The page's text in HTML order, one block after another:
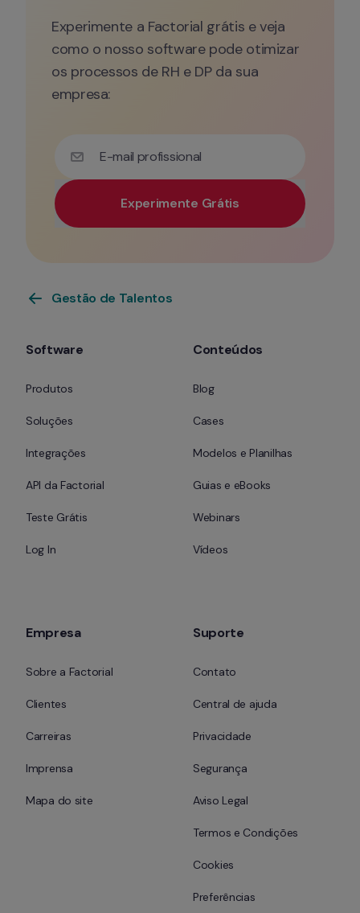
Experimente a Factorial grátis e veja
como o nosso software pode otimizar
os processos de RH e DP da sua
empresa:
E-mail profissional
Experimente Grátis
Gestão de Talentos
Software
Produtos
Soluções
Integrações
API da Factorial
Teste Grátis
Log In
Conteúdos
Blog
Cases
Modelos e Planilhas
Guias e eBooks
Webinars
Vídeos
Empresa
Sobre a Factorial
Clientes
Carreiras
Imprensa
Mapa do site
Suporte
Contato
Central de ajuda
Privacidade
Segurança
Aviso Legal
Termos e Condições
Cookies
Preferências